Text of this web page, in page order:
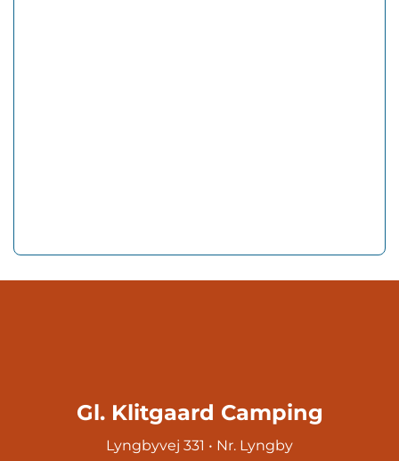
Gl. Klitgaard Camping
Lyngbyvej 331 • Nr. Lyngby